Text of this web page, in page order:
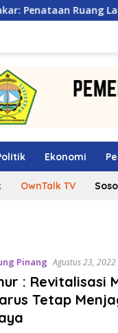
Laut Bukan
Ekonomi
OwnTalk TV
Pinang Agustus 23, 2022
: Revitalisasi
Tetap